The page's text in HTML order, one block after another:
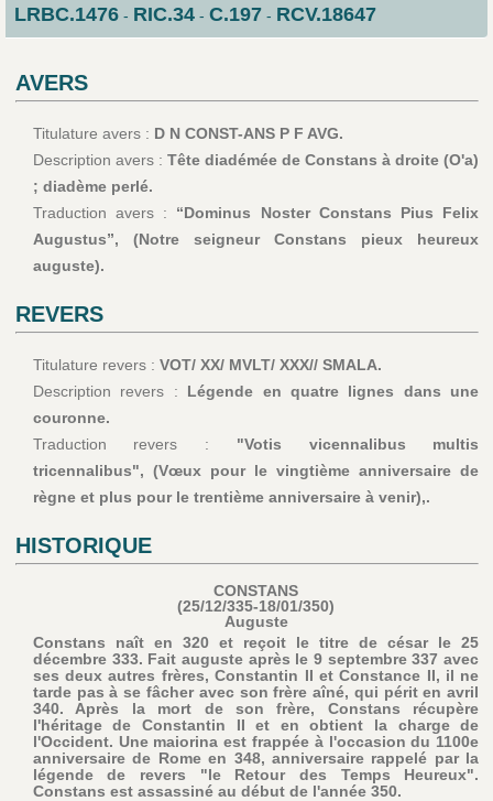
LRBC.1476- RIC.34- C.197- RCV.18647
AVERS
Titulature avers : D N CONST-ANS P F AVG.
Description avers : Tête diadémée de Constans à droite (O'a)
; diadème perlé.
Traduction avers : “Dominus Noster Constans Pius Felix
Augustus”, (Notre seigneur Constans pieux heureux
auguste).
REVERS
Titulature revers : VOT/ XX/ MVLT/ XXX// SMALA.
Description revers : Légende en quatre lignes dans une
couronne.
Traduction revers : "Votis vicennalibus multis
tricennalibus", (Vœux pour le vingtième anniversaire de
règne et plus pour le trentième anniversaire à venir),.
HISTORIQUE
CONSTANS
(25/12/335-18/01/350)
Auguste
Constans naît en 320 et reçoit le titre de césar le 25
décembre 333. Fait auguste après le 9 septembre 337 avec
ses deux autres frères, Constantin II et Constance II, il ne
tarde pas à se fâcher avec son frère aîné, qui périt en avril
340. Après la mort de son frère, Constans récupère
l'héritage de Constantin II et en obtient la charge de
l'Occident. Une maiorina est frappée à l'occasion du 1100e
anniversaire de Rome en 348, anniversaire rappelé par la
légende de revers "le Retour des Temps Heureux".
Constans est assassiné au début de l'année 350.